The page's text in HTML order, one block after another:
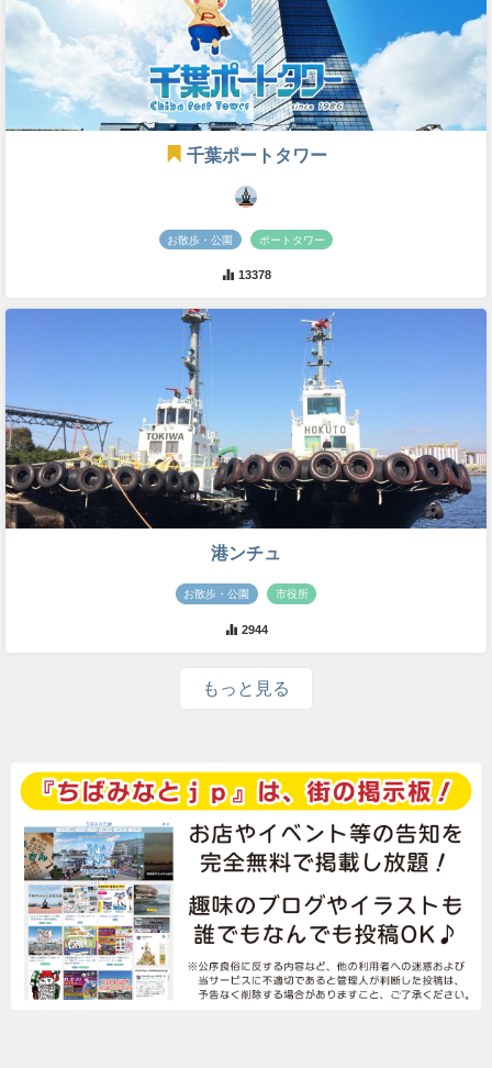
千葉ポートタワー
お散歩・公園 ポートタワー
13378
港ンチュ
お散歩・公園 市役所
2944
もっと見る